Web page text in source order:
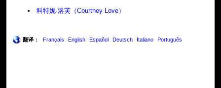
科特妮·洛芙（Courtney Love）
翻译： Français English Español Deutsch Italiano Português